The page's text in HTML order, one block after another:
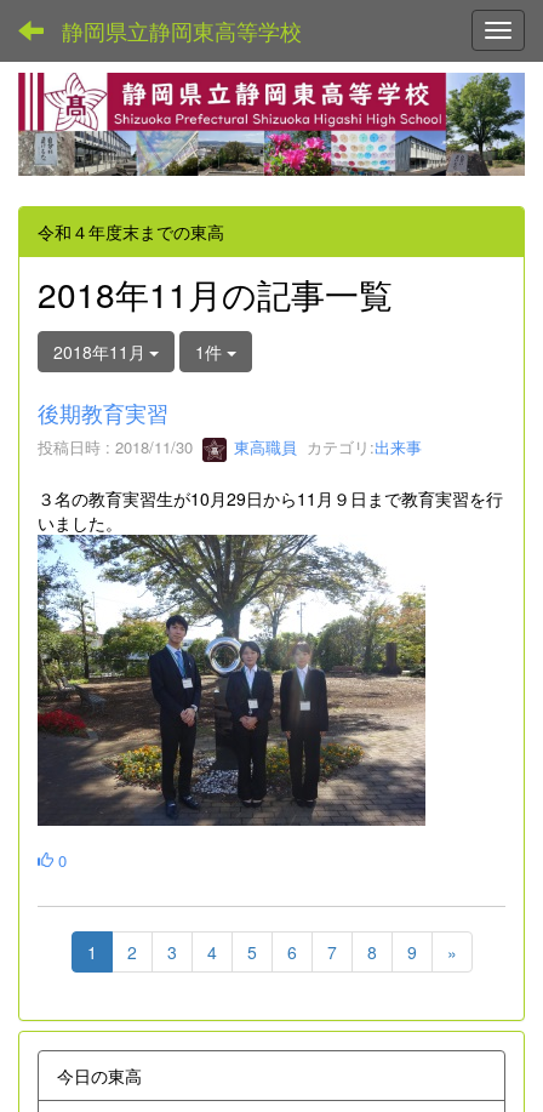
静岡県立静岡東高等学校
令和４年度末までの東高
2018年11月の記事一覧
2018年11月 1件
後期教育実習
投稿日時 : 2018/11/30 東高職員 カテゴリ:出来事
３名の教育実習生が10月29日から11月９日まで教育実習を行
いました。
0
1 2 3 4 5 6 7 8 9 »
今日の東高